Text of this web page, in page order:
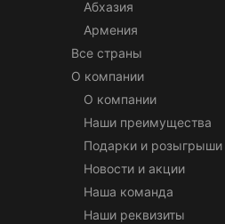
Абхазия
Армения
Все страны
О компании
О компании
Наши преимущества
Подарки и розыгрыши
Новости и акции
Наша команда
Наши реквизиты